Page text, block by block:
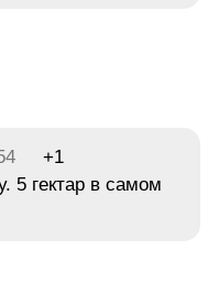
+1
5 гектар в самом